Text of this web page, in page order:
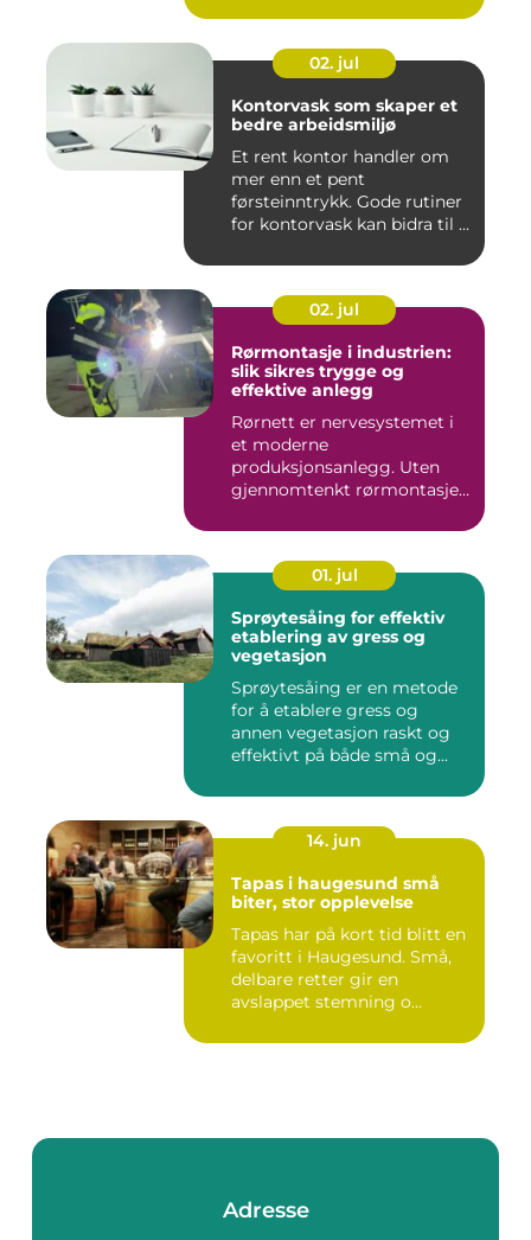
02. jul
Kontorvask som skaper et
bedre arbeidsmiljø
Et rent kontor handler om
mer enn et pent
førsteinntrykk. Gode rutiner
for kontorvask kan bidra til ...
02. jul
Rørmontasje i industrien:
slik sikres trygge og
effektive anlegg
Rørnett er nervesystemet i
et moderne
produksjonsanlegg. Uten
gjennomtenkt rørmontasje
01. jul
Sprøytesåing for effektiv
etablering av gress og
vegetasjon
Sprøytesåing er en metode
for å etablere gress og
annen vegetasjon raskt og
effektivt på både små og...
14. jun
Tapas i haugesund små
biter, stor opplevelse
Tapas har på kort tid blitt en
favoritt i Haugesund. Små,
delbare retter gir en
avslappet stemning o...
Adresse